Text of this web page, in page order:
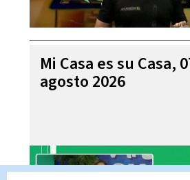
Mi Casa es su Casa,
agosto 2026